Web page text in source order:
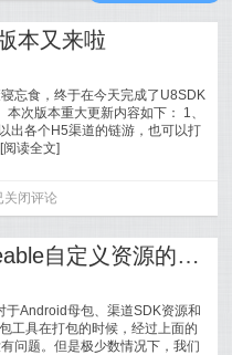
本又来啦
忘食，终于在今天完成了U8SDK
次版本重大更新内容如下： 1、
出各个H5渠道的链游，也可以打
[阅读全文]
关闭评论
U8SDK——declare-styleable自定义资源的合并
于Android母包、渠道SDK资源和
工具在打包的时候，经过上面的
问题。但是极少数情况下，我们